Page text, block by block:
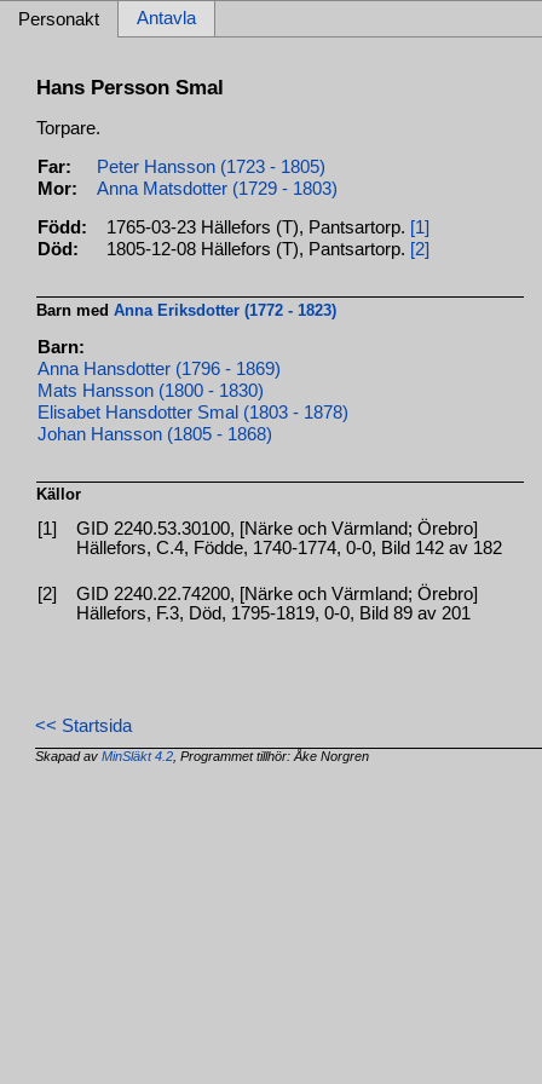
Personakt Antavla
Hans Persson Smal
Torpare.
Far:
Peter Hansson (1723 - 1805)
Mor:
Anna Matsdotter (1729 - 1803)
Född: 1765-03-23 Hällefors (T), Pantsartorp. [1]
Död:
1805-12-08 Hällefors (T), Pantsartorp. [2]
Barn medAnna Eriksdotter (1772 - 1823)
Barn:
Anna Hansdotter (1796 - 1869)
Mats Hansson (1800 - 1830)
Elisabet Hansdotter Smal (1803 - 1878)
Johan Hansson (1805 - 1868)
Källor
[1]
GID 2240.53.30100, [Närke och Värmland; Örebro]
Hällefors, C.4, Födde, 1740-1774, 0-0, Bild 142 av 182
[2]
GID 2240.22.74200, [Närke och Värmland; Örebro]
Hällefors, F.3, Död, 1795-1819, 0-0, Bild 89 av 201
<< Startsida
Skapad avMinSläkt 4.2 , Programmet tillhör: Åke Norgren